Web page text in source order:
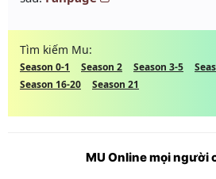
Tìm kiếm Mu:
Season 0-1 Season 2 Season 3-5
Season 16-20
Season 21
MU Online mọi người